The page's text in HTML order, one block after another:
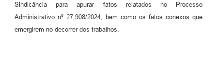
Sindicância para apurar fatos relatados no Processo
Administrativo nº 27.908/2024, bem como os fatos conexos que
emergirem no decorrer dos trabalhos.